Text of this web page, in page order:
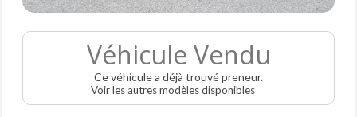
Véhicule Vendu
Ce véhicule a déjà trouvé preneur.
Voir les autres modèles disponibles